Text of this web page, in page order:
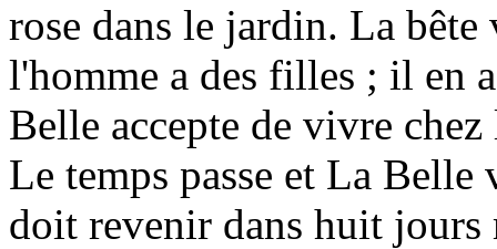
rose dans le jardin. La
l'homme a des filles ; il en
Belle accepte de vivre
Le temps passe et La Belle
doit revenir dans huit